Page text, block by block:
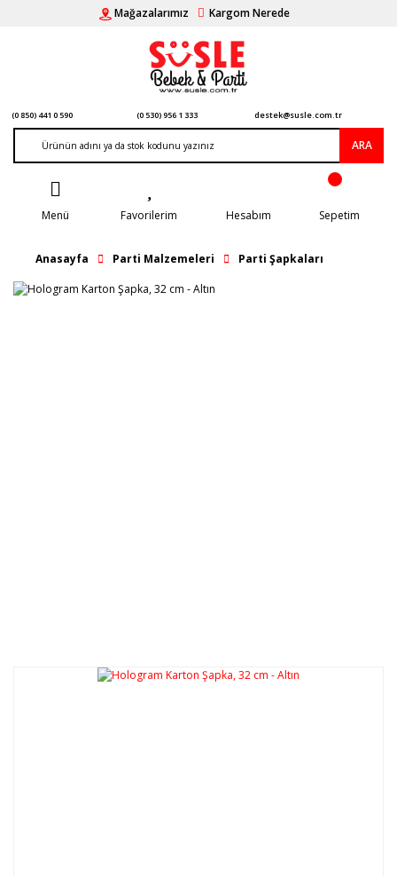
Mağazalarımız Kargom Nerede
(0 850) 441 0 590 (0 530) 956 1 333 destek@susle.com.tr
ARA
Menü Favorilerim Hesabım Sepetim
Anasayfa Parti Malzemeleri Parti Şapkaları